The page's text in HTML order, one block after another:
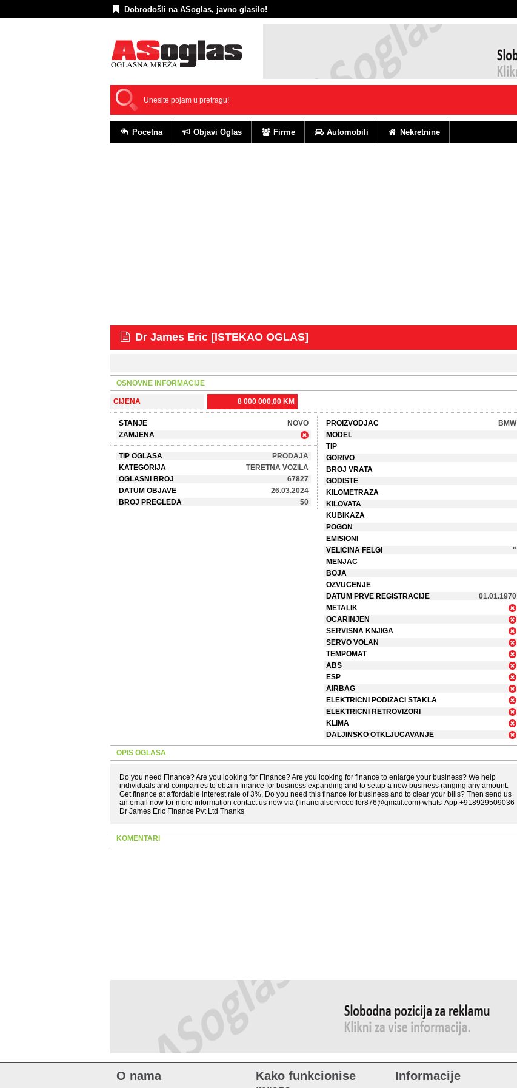
Dobrodošli na ASoglas, javno glasilo!
Pocetna Objavi Oglas Firme Automobili Nekretnine
Dr James Eric [ISTEKAO OGLAS]
OSNOVNE INFORMACIJE
CIJENA 8 000 000,00 KM
STANJE
NOVO
ZAMJENA
TIP OGLASA
PRODAJA
KATEGORIJA
TERETNA VOZILA
OGLASNI BROJ
67827
DATUM OBJAVE
26.03.2024
BROJ PREGLEDA
50
PROIZVODJAC
BMW
MODEL
TIP
GORIVO
BROJ VRATA
GODISTE
KILOMETRAZA
KILOVATA
KUBIKAZA
POGON
EMISIONI
VELICINA FELGI
"
MENJAC
BOJA
OZVUCENJE
DATUM PRVE REGISTRACIJE
01.01.1970
METALIK
OCARINJEN
SERVISNA KNJIGA
SERVO VOLAN
TEMPOMAT
ABS
ESP
AIRBAG
ELEKTRICNI PODIZACI STAKLA
ELEKTRICNI RETROVIZORI
KLIMA
DALJINSKO OTKLJUCAVANJE
OPIS OGLASA
Do you need Finance? Are you looking for Finance? Are you looking for finance to enlarge your business? We help
individuals and companies to obtain finance for business expanding and to setup a new business ranging any amount.
Get finance at affordable interest rate of 3%, Do you need this finance for business and to clear your bills? Then send us
an email now for more information contact us now via (financialserviceoffer876@gmail.com) whats-App +918929509036
Dr James Eric Finance Pvt Ltd Thanks
KOMENTARI
O nama
Kako funkcionise
Informacije